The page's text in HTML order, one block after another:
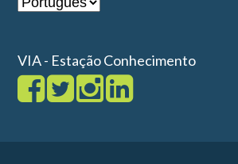
VIA - Estação Conhecimento